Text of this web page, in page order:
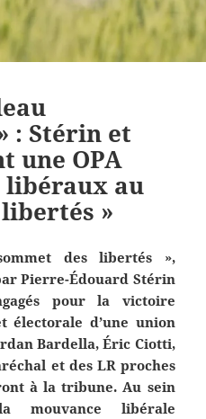
: Stérin et
une OPA
libéraux au
»
des libertés »,
Pierre-Édouard Stérin
pour la victoire
électorale d’une union
Bardella, Éric Ciotti,
et des LR proches
à la tribune. Au sein
mouvance libérale